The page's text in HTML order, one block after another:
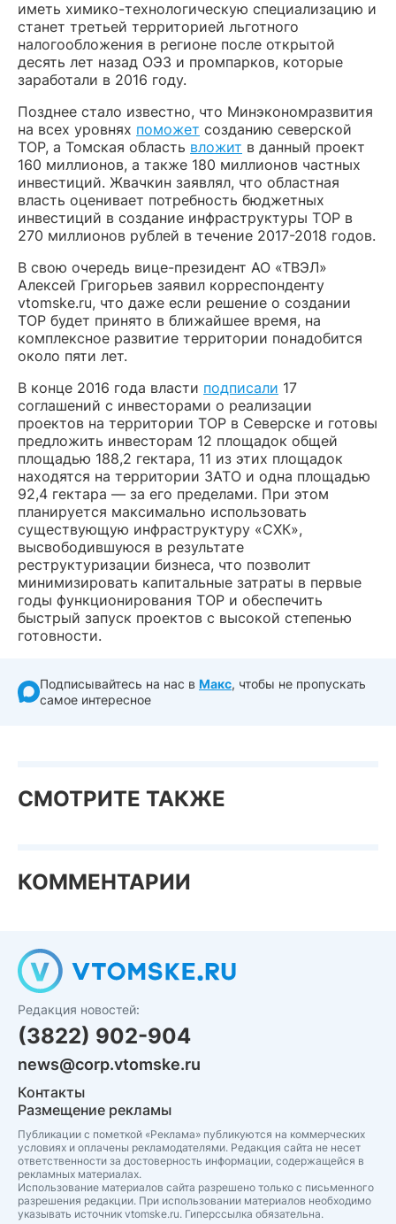
иметь химико-технологическую специализацию и
станет третьей территорией льготного
налогообложения в регионе после открытой
десять лет назад ОЭЗ и промпарков, которые
заработали в 2016 году.
Позднее стало известно, что Минэкономразвития
на всех уровнях поможет созданию северской
ТОР, а Томская область вложит в данный проект
160 миллионов, а также 180 миллионов частных
инвестиций. Жвачкин заявлял, что областная
власть оценивает потребность бюджетных
инвестиций в создание инфраструктуры ТОР в
270 миллионов рублей в течение 2017-2018 годов.
В свою очередь вице-президент АО «ТВЭЛ»
Алексей Григорьев заявил корреспонденту
vtomske.ru, что даже если решение о создании
ТОР будет принято в ближайшее время, на
комплексное развитие территории понадобится
около пяти лет.
В конце 2016 года власти подписали 17
соглашений с инвесторами о реализации
проектов на территории ТОР в Северске и готовы
предложить инвесторам 12 площадок общей
площадью 188,2 гектара, 11 из этих площадок
находятся на территории ЗАТО и одна площадью
92,4 гектара — за его пределами. При этом
планируется максимально использовать
существующую инфраструктуру «СХК»,
высвободившуюся в результате
реструктуризации бизнеса, что позволит
минимизировать капитальные затраты в первые
годы функционирования ТОР и обеспечить
быстрый запуск проектов с высокой степенью
готовности.
Подписывайтесь на нас в Макс, чтобы не пропускать
самое интересное
СМОТРИТЕ ТАКЖЕ
КОММЕНТАРИИ
Редакция новостей:
(3822) 902-904
news@corp.vtomske.ru
Контакты
Размещение рекламы
Публикации с пометкой «Реклама» публикуются на коммерческих
условиях и оплачены рекламодателями. Редакция сайта не несет
ответственности за достоверность информации, содержащейся в
рекламных материалах.
Использование материалов сайта разрешено только с письменного
разрешения редакции. При использовании материалов необходимо
указывать источник vtomske.ru. Гиперссылка обязательна.